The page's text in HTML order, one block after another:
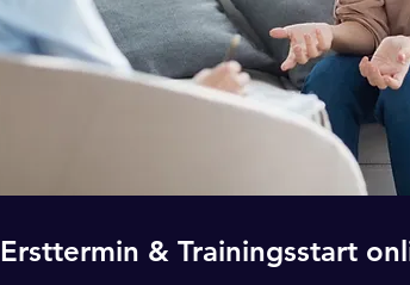
Ersttermin & Trainingsstart